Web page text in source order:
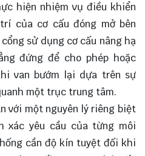
hiện nhiệm vụ điều khiển
của cơ cấu đóng mở bên
sử dụng cơ cấu nâng hạ
đứng để cho phép hoặc
van bướm lại dựa trên sự
một trục trung tâm.
với một nguyên lý riêng biệt
xác yêu cầu của từng môi
cần độ kín tuyệt đối khi